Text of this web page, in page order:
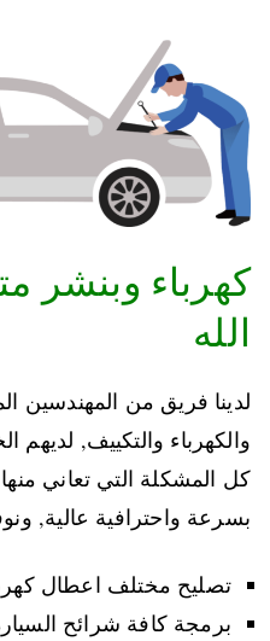
كهرباء وبنشر
الله
لدينا فريق من المهندسين
والكهرباء والتكييف, لديهم
كل المشكلة التي تعاني
بسرعة واحترافية عالية,
تصليح مختلف اعطال
برمجة كافة شرائح